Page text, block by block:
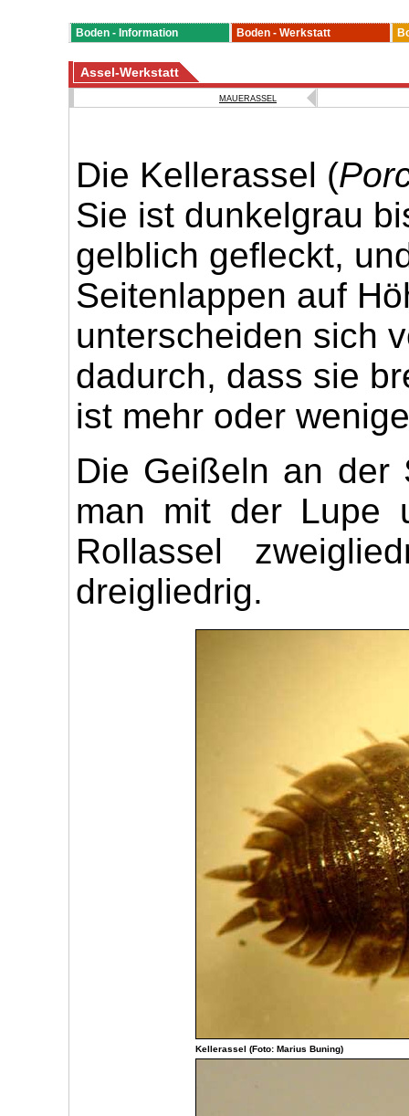
Boden - Information Boden - Werkstatt
Assel-Werkstatt
MAUERASSEL
Die Kellerassel (
Sie ist dunkelgrau
gelblich gefleckt,
Seitenlappen auf
unterscheiden sich
dadurch, dass sie
ist mehr oder
Die Geißeln an der
man mit der Lupe
Rollassel
dreigliedrig.
Kellerassel (Foto: Marius Buning)